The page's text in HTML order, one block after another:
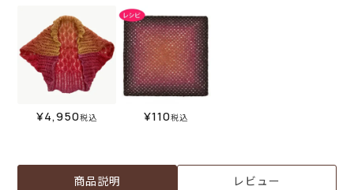
¥4,950税込 ¥110税込
商品説明 レビュー